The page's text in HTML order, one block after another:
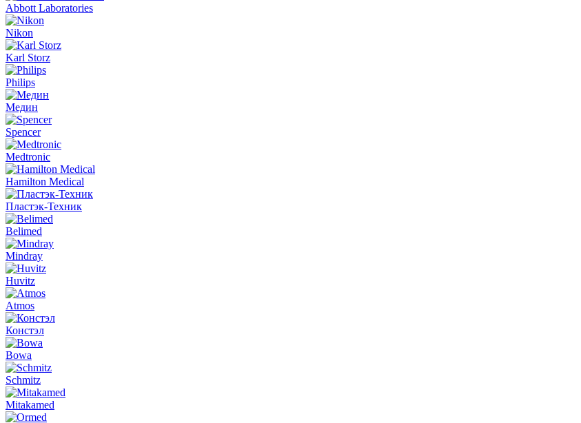
Abbott Laboratories
Nikon
Karl Storz
Philips
Медин
Spencer
Medtronic
Hamilton Medical
Пластэк-Техник
Belimed
Mindray
Huvitz
Atmos
Констэл
Bowa
Schmitz
Mitakamed